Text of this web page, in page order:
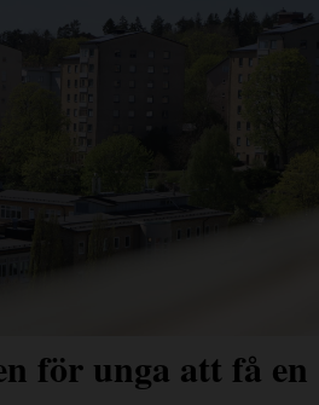
för unga att få en